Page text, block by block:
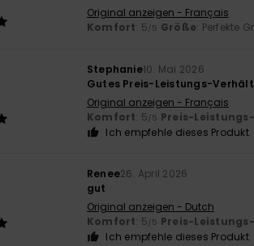
Original anzeigen - Français
Komfort: 5/5 Größe: Perfekte
Stephanie10. Mai 2026
Gutes Preis-Leistungs-
Original anzeigen - Français
Komfort: 5/5 Preis-
Ich empfehle dieses Produkt
Renee26. April 2026
gut
Original anzeigen - Dutch
Komfort: 5/5 Preis-
Ich empfehle dieses Produkt